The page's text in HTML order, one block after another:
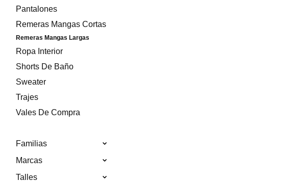
Pantalones
Remeras Mangas Cortas
Remeras Mangas Largas
Ropa Interior
Shorts De Baño
Sweater
Trajes
Vales De Compra
Familias
Marcas
Talles